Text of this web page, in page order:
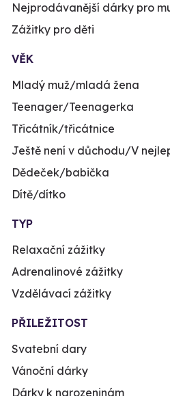
Nejprodávanější dárky pro
Zážitky pro děti
VĚK
Mladý muž/mladá žena
Teenager/Teenagerka
Třicátník/třicátnice
Ještě není v důchodu/V
Dědeček/babička
Dítě/dítko
TYP
Relaxační zážitky
Adrenalinové zážitky
Vzdělávací zážitky
PŘILEŽITOST
Svatební dary
Vánoční dárky
Dárky k narozeninám